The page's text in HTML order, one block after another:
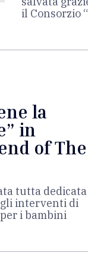
il Consorzio
la
in
of The
tutta
interventi di
i bambini